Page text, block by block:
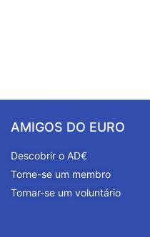
AMIGOS DO EURO
Descobrir o AD€
Torne-se um membro
Tornar-se um voluntário